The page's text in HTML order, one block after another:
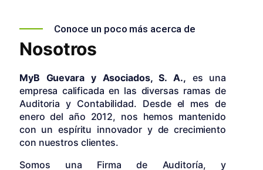
Conoce un poco más acerca de
Nosotros
MyB Guevara y Asociados, S. A., es una
empresa calificada en las diversas ramas de
Auditoria y Contabilidad. Desde el mes de
enero del año 2012, nos hemos mantenido
con un espíritu innovador y de crecimiento
con nuestros clientes.
Somos una Firma de Auditoría, y